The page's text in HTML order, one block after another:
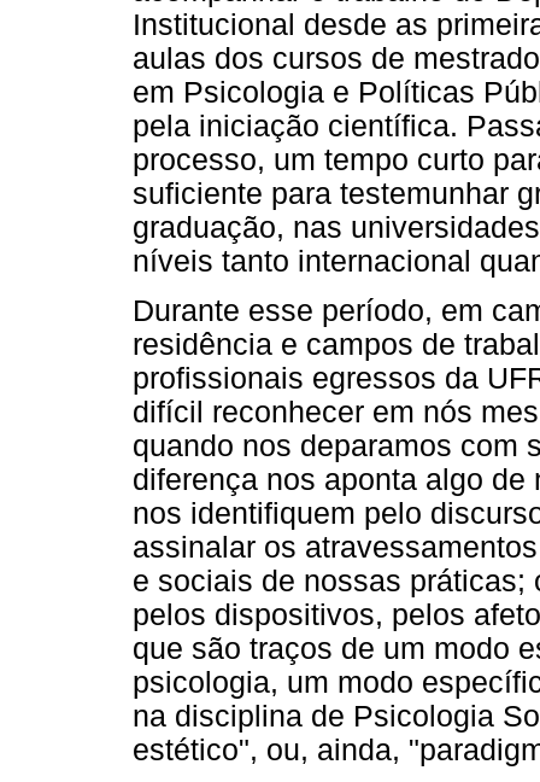
Institucional desde as
aulas dos cursos de
em Psicologia e Políticas
pela iniciação científica.
processo, um tempo curto
suficiente para testemunhar
graduação, nas
níveis tanto internacional
Durante esse período, em
residência e campos de
profissionais egressos da
difícil reconhecer em nós
quando nos deparamos com
diferença nos aponta algo
nos identifiquem pelo
assinalar os
e sociais de nossas
pelos dispositivos, pelos
que são traços de um modo
psicologia, um modo
na disciplina de Psicologia
estético", ou, ainda,